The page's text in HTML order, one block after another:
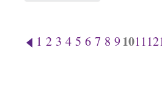
1 2 3 4 5 6 7 8 9101112